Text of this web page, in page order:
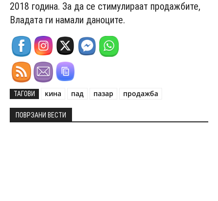
2018 година. За да се стимулираат продажбите,
Владата ги намали даноците.
ТАГОВИ кина пад пазар продажба
ПОВРЗАНИ ВЕСТИ